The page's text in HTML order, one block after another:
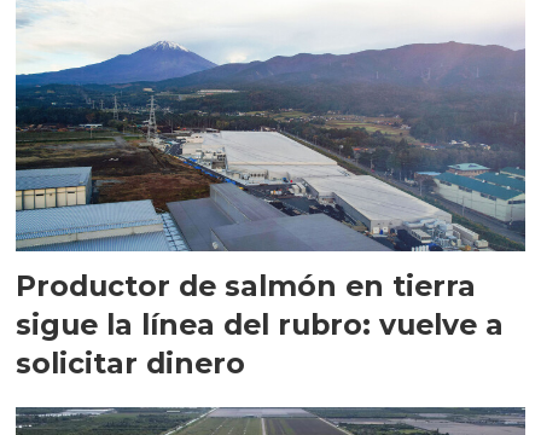
Productor de salmón en tierra
sigue la línea del rubro: vuelve a
solicitar dinero